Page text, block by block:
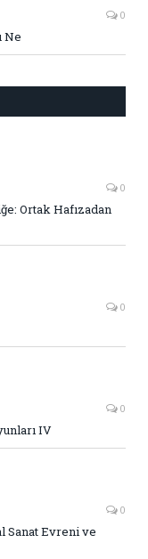
0
Ne
0
Ortak Hafızadan
0
0
IV
0
Sanat Evreni ve